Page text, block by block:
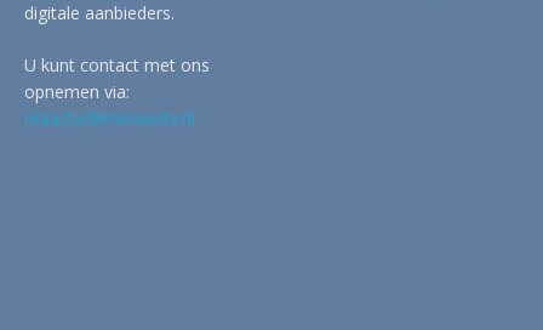
digitale aanbieders.
U kunt contact met ons
opnemen via:
redactie@merwertv.nl